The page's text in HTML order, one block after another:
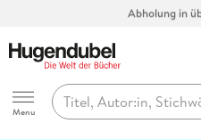
Abholung in
Hugendubel
Menu